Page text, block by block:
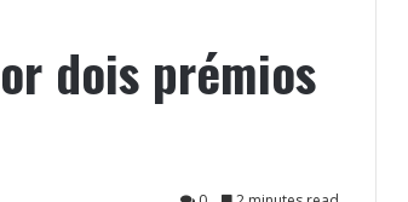
dois prémios